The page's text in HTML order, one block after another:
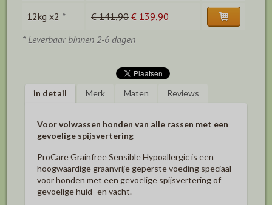
12kg x2 * € 141,90 € 139,90
* Leverbaar binnen 2-6 dagen
in detail Merk Maten Reviews
Voor volwassen honden van alle rassen met een
gevoelige spijsvertering
ProCare Grainfree Sensible Hypoallergic is een
hoogwaardige graanvrije geperste voeding speciaal
voor honden met een gevoelige spijsvertering of
gevoelige huid- en vacht.